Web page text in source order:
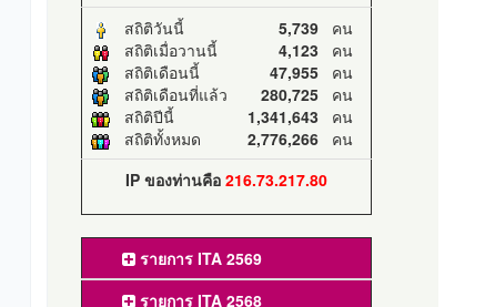
สถิติวันนี้
5,739คน
สถิติเมื่อวานนี้
4,123คน
สถิติเดือนนี้
47,955คน
สถิติเดือนที่แล้ว
280,725คน
สถิติปีนี้
1,341,643คน
สถิติทั้งหมด
2,776,266คน
IP ของท่านคือ 216.73.217.80
รายการ ITA 2569
รายการ ITA 2568